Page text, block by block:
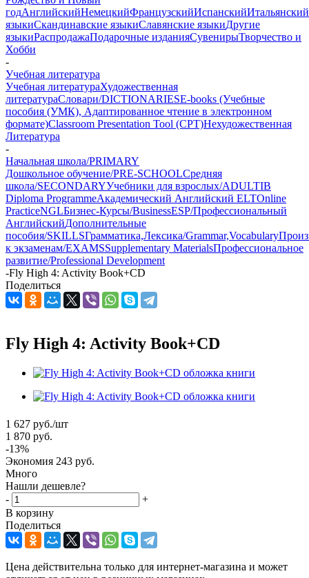
годАнглийскийНемецкийФранцузскийИспанскийИтальянский
языкиСкандинавские языкиСлавянские языкиДругие
языкиРаспродажаПодарочные изданияСувенирыТворчество и
Хобби
-
Учебная литература
Учебная литератураХудожественная
литератураСловари/DICTIONARIESE-books (Учебные
пособия (УМК), Адаптированное чтение в электронном
формате)Classroom Presentation Tool (CPT)Нехудожественная
Литература
-
Начальная школа/PRIMARY
Дошкольное обучение/PRE-SCHOOLСредняя
школа/SECONDARYУчебники для взрослых/ADULTIB
Diploma ProgrammeАкадемический Английский ELTOnline
PracticeNGLБизнес-Курсы/BusinessESP/Профессиональный
АнглийскийДополнительные
пособия/SKILLSГрамматика,Лексика/Grammar,Vocabulary
к экзаменам/EXAMSSupplementary MaterialsПрофессиональное
развитие/Professional Development
-Fly High 4: Activity Book+CD
Поделиться
Fly High 4: Activity Book+CD
1 627 руб./шт
1 870 руб.
-13%
Экономия 243 руб.
Много
Нашли дешевле?
-
+
В корзину
Поделиться
Цена действительна только для интернет-магазина и может